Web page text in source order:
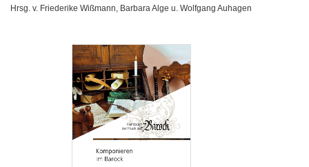
Hrsg. v. Friederike Wißmann, Barbara Alge u. Wolfgang Auhagen